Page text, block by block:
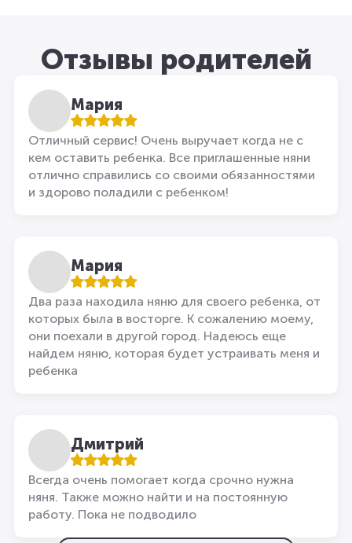
Отзывы родителей
Мария
Отличный сервис! Очень выручает когда не с
кем оставить ребенка. Все приглашенные няни
отлично справились со своими обязанностями
и здорово поладили с ребенком!
Мария
Два раза находила няню для своего ребенка, от
которых была в восторге. К сожалению моему,
они поехали в другой город. Надеюсь еще
найдем няню, которая будет устраивать меня и
ребенка
Дмитрий
Всегда очень помогает когда срочно нужна
няня. Также можно найти и на постоянную
работу. Пока не подводило